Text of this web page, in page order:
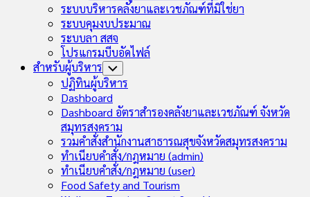
ระบบบริหารคลังยาและเวชภัณฑ์ที่มิใช่ยา
ระบบคุมงบประมาณ
ระบบลา สสจ
โปรแกรมบีบอัดไฟล์
สำหรับผู้บริหาร Toggle
Child
Menu
ปฏิทินผู้บริหาร
Dashboard
Dashboard อัตราสำรองคลังยาและเวชภัณฑ์ จังหวัด
สมุทรสงคราม
รวมคำสั่งสำนักงานสาธารณสุขจังหวัดสมุทรสงคราม
ทำเนียบคำสั่ง/กฎหมาย (admin)
ทำเนียบคำสั่ง/กฎหมาย (user)
Food Safety and Tourism